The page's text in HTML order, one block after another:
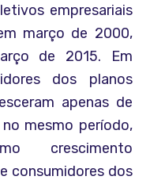
empresariais
março de 2000,
de 2015. Em
dos planos
apenas de
mesmo período,
crescimento
consumidores dos